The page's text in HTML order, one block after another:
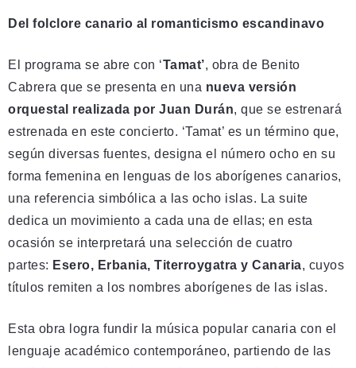
Del folclore canario al romanticismo escandinavo
El programa se abre con ‘Tamat’, obra de Benito
Cabrera que se presenta en una nueva versión
orquestal realizada por Juan Durán, que se estrenará
estrenada en este concierto. ‘Tamat’ es un término que,
según diversas fuentes, designa el número ocho en su
forma femenina en lenguas de los aborígenes canarios,
una referencia simbólica a las ocho islas. La suite
dedica un movimiento a cada una de ellas; en esta
ocasión se interpretará una selección de cuatro
partes: Esero, Erbania, Titerroygatra y Canaria, cuyos
títulos remiten a los nombres aborígenes de las islas.
Esta obra logra fundir la música popular canaria con el
lenguaje académico contemporáneo, partiendo de las